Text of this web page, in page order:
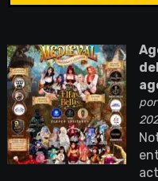
por